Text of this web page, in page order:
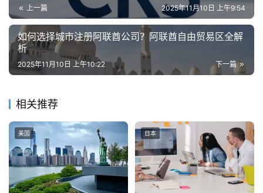
上一篇 2025年11月10日 上午9:54
如何选择城市注册阿联酋公司？阿联酋自由贸易区全解
析
下一篇
2025年11月10日 上午10:22
相关推荐
美国 日本